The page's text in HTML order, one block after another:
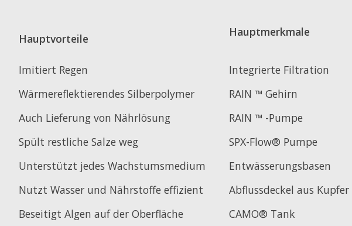
Hauptvorteile Hauptmerkmale
Imitiert Regen
Integrierte Filtration
Wärmereflektierendes Silberpolymer
RAIN ™ Gehirn
Auch Lieferung von Nährlösung
RAIN ™ -Pumpe
Spült restliche Salze weg
SPX-Flow® Pumpe
Unterstützt jedes Wachstumsmedium
Entwässerungsbasen
Nutzt Wasser und Nährstoffe effizient
Abflussdeckel aus Kupfer
Beseitigt Algen auf der Oberfläche
CAMO® Tank